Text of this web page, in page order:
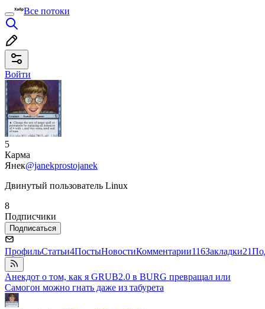
Все потоки
Войти
5
Карма
Янек@janekprostojanek
Двинутый пользователь Linux
8
Подписчики
Подписаться
ПрофильСтатьи4ПостыНовостиКомментарии116Закладки21
Анекдот о том, как я GRUB2.0 в BURG превращал или
Самогон можно гнать даже из табурета